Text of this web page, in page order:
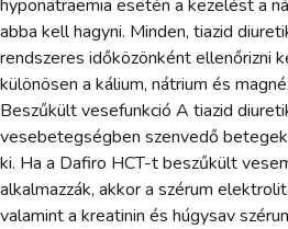
hyponatraemia esetén a kezelést a
abba kell hagyni. Minden, tiazid
rendszeres időközönként ellenőrizni
különösen a kálium, nátrium és
Beszűkült vesefunkció A tiazid
vesebetegségben szenvedő
ki. Ha a Dafiro HCT-t beszűkült
alkalmazzák, akkor a szérum
valamint a kreatinin és húgysav